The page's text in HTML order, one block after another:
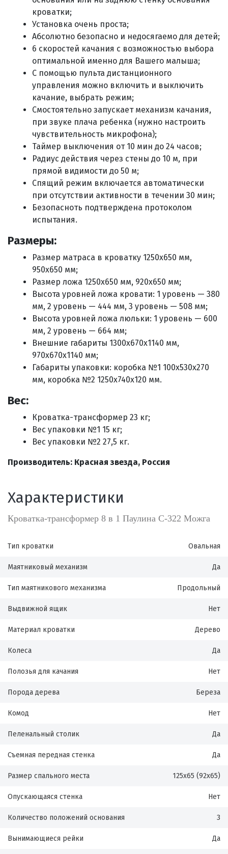
кроватки;
Установка очень проста;
Абсолютно безопасно и недосягаемо для детей;
6 скоростей качания с возможностью выбора
оптимальной именно для Вашего малыша;
С помощью пульта дистанционного
управления можно включить и выключить
качание, выбрать режим;
Смостоятельно запускает механизм качания,
при звуке плача ребенка (нужно настроить
чувствительность микрофона);
Таймер выключения от 10 мин до 24 часов;
Радиус действия через стены до 10 м, при
прямой видимости до 50 м;
Спящий режим включается автоматически
при отсутствии активности в течении 30 мин;
Безопасноть подтверждена протоколом
испытания.
Размеры:
Размер матраса в кроватку 1250х650 мм,
950х650 мм;
Размер ложа 1250х650 мм, 920х650 мм;
Высота уровней ложа кровати: 1 уровень — 380
мм, 2 уровень — 444 мм, 3 уровень — 508 мм;
Высота уровней ложа люльки: 1 уровень — 600
мм, 2 уровень — 664 мм;
Внешние габариты 1300х670х1140 мм,
970х670х1140 мм;
Габариты упаковки: коробка №1 100х530х270
мм, коробка №2 1250х740х120 мм.
Вес:
Кроватка-трансформер 23 кг;
Вес упаковки №1 15 кг;
Вес упаковки №2 27,5 кг.
Производитель: Красная звезда, Россия
Характеристики
Кроватка-трансформер 8 в 1 Паулина С-322 Можга
Тип кроватки Овальная
Маятниковый механизм Да
Тип маятникового механизма Продольный
Выдвижной ящик Нет
Материал кроватки Дерево
Колеса Да
Полозья для качания Нет
Порода дерева Береза
Комод Нет
Пеленальный столик Да
Съемная передная стенка Да
Размер спального места 125х65 (92х65)
Опускающаяся стенка Нет
Количество положений основания 3
Вынимающиеся рейки Да